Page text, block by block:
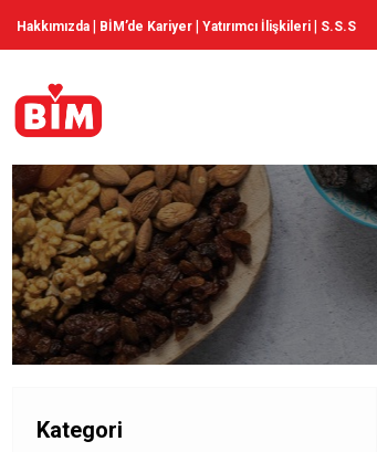
Hakkımızda BİM’de Kariyer Yatırımcı İlişkileri S.S.S
Kategori